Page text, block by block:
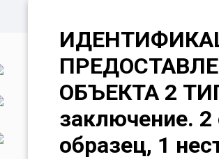
ОБЪЕКТА 2
заключение.
образец, 1